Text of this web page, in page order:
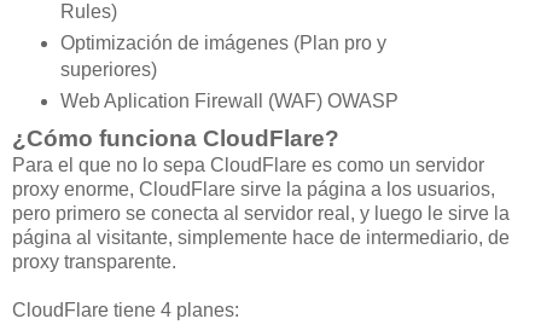
Rules)
Optimización de imágenes (Plan pro y
superiores)
Web Aplication Firewall (WAF) OWASP
¿Cómo funciona CloudFlare?
Para el que no lo sepa CloudFlare es como un servidor
proxy enorme, CloudFlare sirve la página a los usuarios,
pero primero se conecta al servidor real, y luego le sirve la
página al visitante, simplemente hace de intermediario, de
proxy transparente.
CloudFlare tiene 4 planes: